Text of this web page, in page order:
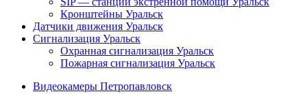
Кронштейны Уральск
Датчики движения Уральск
Сигнализация Уральск
Охранная сигнализация Уральск
Пожарная сигнализация Уральск
Видеокамеры Петропавловск